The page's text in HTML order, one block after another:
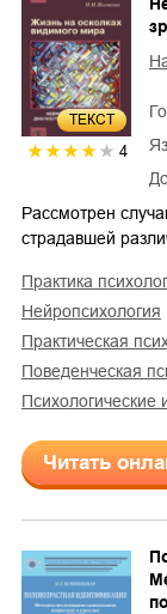
ТЕКСТ
4
Рассмотрен
страдавшей
практика
нейропсихология
практическая
поведенческая
Читать